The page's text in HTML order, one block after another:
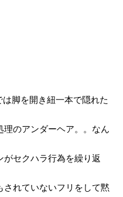
脚を開き紐一本で隠れた
のアンダーヘア。。なん
セクハラ行為を繰り返
れていないフリをして黙